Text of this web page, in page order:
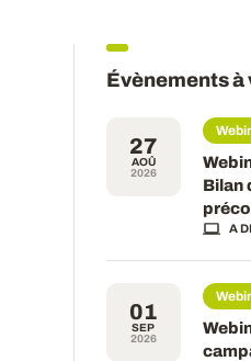
Évènements à
27
AOÛ
2026
Bilan
A
01
SEP
2026